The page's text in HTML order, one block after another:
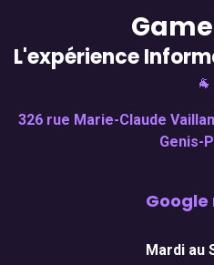
L'expérience
🐐
326 rue Marie-Claude
Genis-
Google
Mardi au